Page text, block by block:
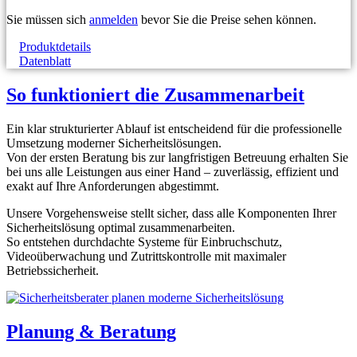
Sie müssen sich anmelden bevor Sie die Preise sehen können.
Produktdetails
Datenblatt
So funktioniert die Zusammenarbeit
Ein klar strukturierter Ablauf ist entscheidend für die professionelle
Umsetzung moderner Sicherheitslösungen.
Von der ersten Beratung bis zur langfristigen Betreuung erhalten Sie
bei uns alle Leistungen aus einer Hand – zuverlässig, effizient und
exakt auf Ihre Anforderungen abgestimmt.
Unsere Vorgehensweise stellt sicher, dass alle Komponenten Ihrer
Sicherheitslösung optimal zusammenarbeiten.
So entstehen durchdachte Systeme für Einbruchschutz,
Videoüberwachung und Zutrittskontrolle mit maximaler
Betriebssicherheit.
Planung & Beratung